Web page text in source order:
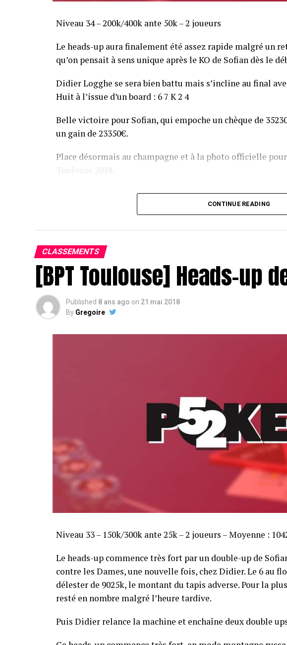
Niveau 34 – 200k/400k ante 50k – 2 joueurs
Le heads-up aura finalement été assez rapide malgré un
qu’on pensait à sens unique après le KO de Sofian dès le
Didier Logghe se sera bien battu mais s’incline au final
Huit à l’issue d’un board : 6 7 K 2 4
Belle victoire pour Sofian, qui empoche un chèque de
un gain de 23350€.
Place désormais au champagne et à la photo officielle
Toulouse 2018.
Assis devant une tonne, Sofian remporte le trophée du BPT Toulouse 2018, en
Sofian Benaissa, vainqueur bien entouré !
CONTINUE READING
CLASSEMENTS
[BPT Toulouse] Heads-up
Published 8 ans ago on 21 mai 2018
By Gregoire
Niveau 33 – 150k/300k ante 25k – 2 joueurs – Moyenne :
Le heads-up commence très fort par un double-up de
contre les Dames, une nouvelle fois, chez Didier. Le 6 au
délester de 9025k, le montant du tapis adverse. Pour la
resté en nombre malgré l’heure tardive.
Puis Didier relance la machine et enchaîne deux double